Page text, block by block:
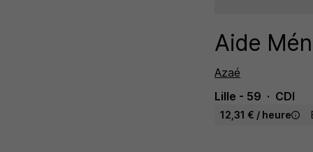
Aide
Azaé
Lille - 59
CDI
12,31 € / heure